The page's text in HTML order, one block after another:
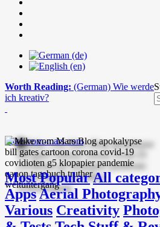
Worth Reading: (German) Wie werde
ich kreativ?
mike-vom-mars.com
Most PopularAll
AppsAerial
Various Creativity